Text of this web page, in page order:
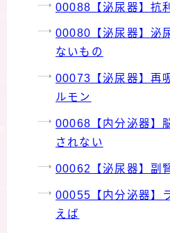
00088【泌尿器】抗
00080【泌尿器】泌
ないもの
00073【泌尿器】再
ルモン
00068【内分泌器】
されない
00062【泌尿器】副
00055【内分泌器】
えば